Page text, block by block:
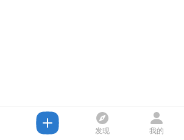
发现 我的